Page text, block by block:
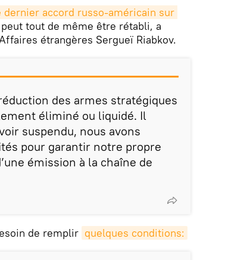
dernier accord russo-américain sur
peut tout de même être rétabli, a
étrangères Sergueï Riabkov.
des armes stratégiques
éliminé ou liquidé. Il
suspendu, nous avons
pour garantir notre propre
émission à la chaîne de
de remplir quelques conditions: